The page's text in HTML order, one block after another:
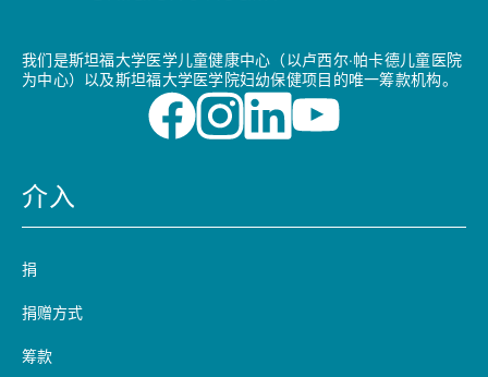
我们是斯坦福大学医学儿童健康中心（以卢西尔·帕卡德儿童医院
为中心）以及斯坦福大学医学院妇幼保健项目的唯一筹款机构。
介入
捐
捐赠方式
筹款